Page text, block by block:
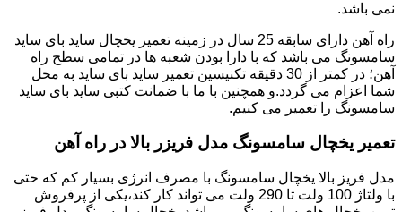
نمی باشد.
راه آهن دارای سابقه 25 سال در زمینه تعمیر یخچال ساید بای ساید
سامسونگ می باشد که با دارا بودن شعبه ها در تمامی سطح راه
آهن؛ در کمتر از 30 دقیقه تکنیسین تعمیر ساید بای ساید به محل
شما اعزام می گردد.و همچنین با ما با ضمانت کتبی ساید بای ساید
سامسونگ را تعمیر می کنیم.
تعمیر یخچال سامسونگ مدل فریزر بالا در راه آهن
مدل فریز بالا یخچال سامسونگ با مصرف انرژی بسیار کم که حتی
با ولتاژ 100 ولت تا 290 ولت می تواند کار کند،یکی از پرفروش